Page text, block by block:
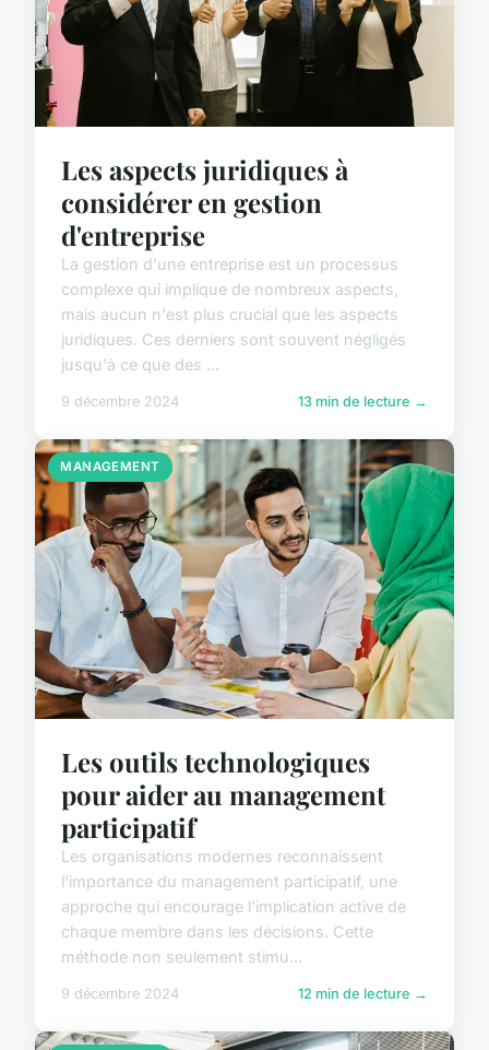
Les aspects juridiques à
considérer en gestion
d'entreprise
La gestion d'une entreprise est un processus
complexe qui implique de nombreux aspects,
mais aucun n'est plus crucial que les aspects
juridiques. Ces derniers sont souvent négligés
jusqu'à ce que des ...
9 décembre 2024 13 min de lecture →
MANAGEMENT
Les outils technologiques
pour aider au management
participatif
Les organisations modernes reconnaissent
l'importance du management participatif, une
approche qui encourage l'implication active de
chaque membre dans les décisions. Cette
méthode non seulement stimu...
9 décembre 2024 12 min de lecture →